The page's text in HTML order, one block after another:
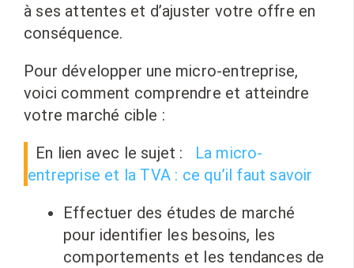
à ses attentes et d’ajuster votre offre en
conséquence.
Pour développer une micro-entreprise,
voici comment comprendre et atteindre
votre marché cible :
En lien avec le sujet :
La micro-
entreprise et la TVA : ce qu’il faut savoir
Effectuer des études de marché
pour identifier les besoins, les
comportements et les tendances de